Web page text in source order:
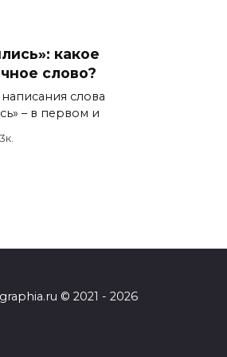
какое
слово?
слова
– в первом и
© 2021 - 2026